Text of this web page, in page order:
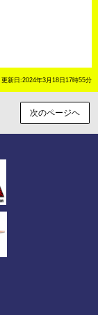
更新日:2024年3月18日17時55分
次のページヘ